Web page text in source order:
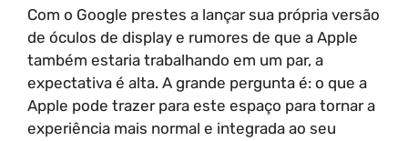
Com o Google prestes a lançar sua própria versão
de óculos de display e rumores de que a Apple
também estaria trabalhando em um par, a
expectativa é alta. A grande pergunta é: o que a
Apple pode trazer para este espaço para tornar a
experiência mais normal e integrada ao seu